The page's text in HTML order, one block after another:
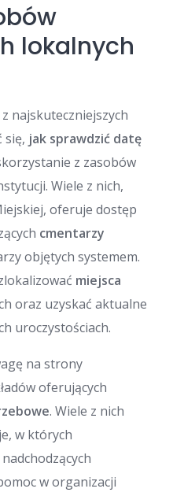
lokalnych
najskuteczniejszych
się, jak sprawdzić datę
z zasobów
Wiele z nich,
oferuje dostęp
cmentarzy
objętych systemem.
miejsca
oraz uzyskać aktualne
uroczystościach.
na strony
oferujących
. Wiele z nich
w których
w organizacji